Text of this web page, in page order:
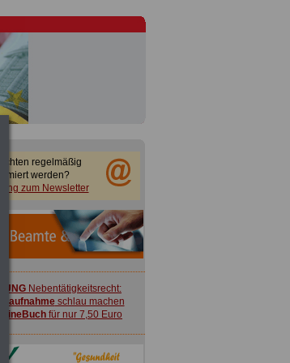
regelmäßig
werden?
zum Newsletter
Nebentätigkeitsrecht:
schlau machen
für nur 7,50 Euro